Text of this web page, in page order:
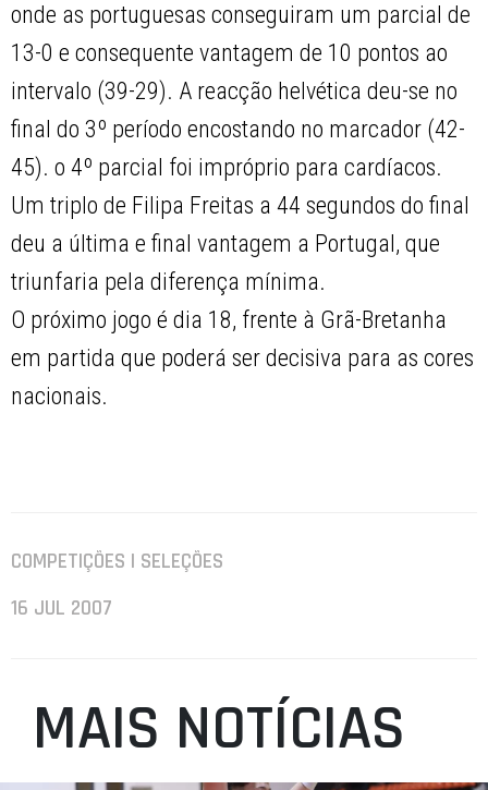
onde as portuguesas conseguiram um parcial de
13-0 e consequente vantagem de 10 pontos ao
intervalo (39-29). A reacção helvética deu-se no
final do 3º período encostando no marcador (42-
45). o 4º parcial foi impróprio para cardíacos.
Um triplo de Filipa Freitas a 44 segundos do final
deu a última e final vantagem a Portugal, que
triunfaria pela diferença mínima.
O próximo jogo é dia 18, frente à Grã-Bretanha
em partida que poderá ser decisiva para as cores
nacionais.
COMPETIÇÕES | SELEÇÕES
16 JUL 2007
MAIS NOTÍCIAS